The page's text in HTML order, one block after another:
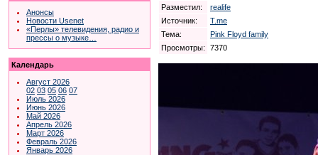
Анонсы
Новости Usenet
«Перлы» телевидения, радио и
прессы о музыке…
Календарь
Август 2026
02 03 05 06 07
Июль 2026
Июнь 2026
Май 2026
Апрель 2026
Март 2026
Февраль 2026
Январь 2026
Разместил:
realife
Источник:
T.me
Тема:
Pink Floyd family
Просмотры:
7370